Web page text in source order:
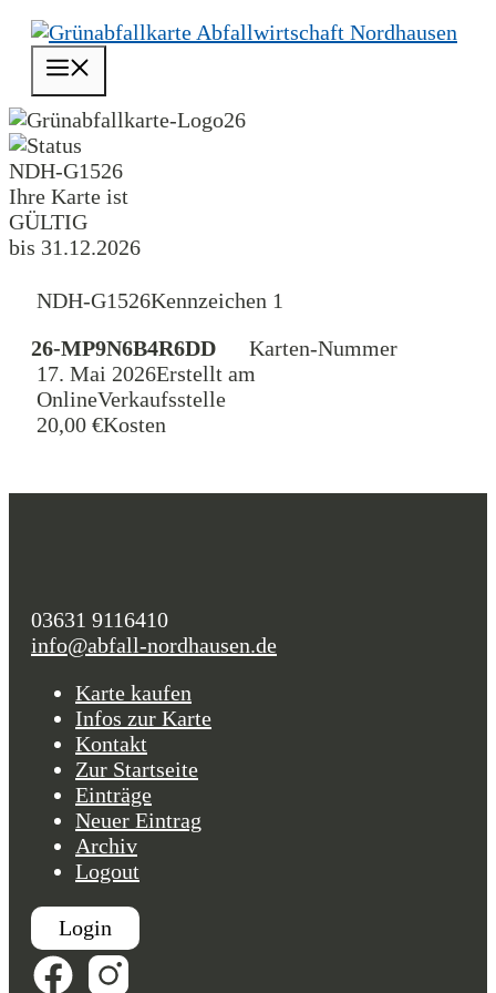
Zum
Inhalt
springen
26
NDH-G1526
Ihre Karte ist
GÜLTIG
bis 31.12.2026
NDH-G1526Kennzeichen 1
26-MP9N6B4R6DD
Karten-Nummer
17. Mai 2026Erstellt am
OnlineVerkaufsstelle
20,00 €Kosten
03631 9116410
info@abfall-nordhausen.de
Karte kaufen
Infos zur Karte
Kontakt
Zur Startseite
Einträge
Neuer Eintrag
Archiv
Logout
Login